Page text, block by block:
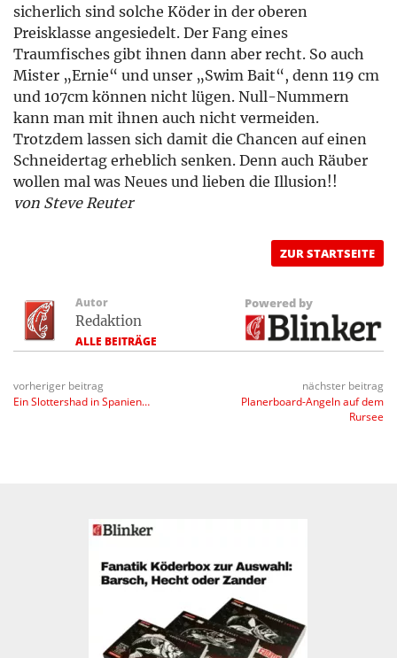
sicherlich sind solche Köder in der oberen
Preisklasse angesiedelt. Der Fang eines
Traumfisches gibt ihnen dann aber recht. So auch
Mister „Ernie“ und unser „Swim Bait“, denn 119 cm
und 107cm können nicht lügen. Null-Nummern
kann man mit ihnen auch nicht vermeiden.
Trotzdem lassen sich damit die Chancen auf einen
Schneidertag erheblich senken. Denn auch Räuber
wollen mal was Neues und lieben die Illusion!!
von Steve Reuter
ZUR STARTSEITE
Autor
Redaktion
ALLE BEITRÄGE
Powered by
vorheriger beitrag
Ein Slottershad in Spanien…
nächster beitrag
Planerboard-Angeln auf dem
Rursee